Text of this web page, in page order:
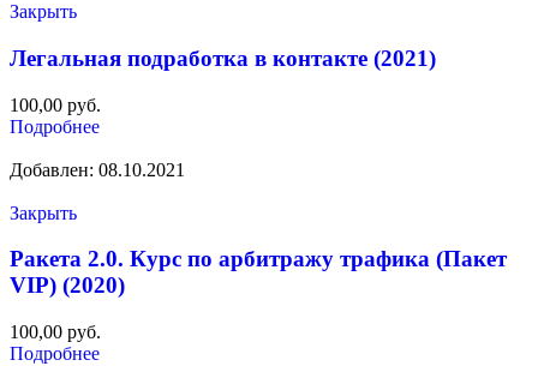
Закрыть
Легальная подработка в контакте (2021)
100,00 руб.
Подробнее
Добавлен: 08.10.2021
Закрыть
Ракета 2.0. Курс по арбитражу трафика (Пакет
VIP) (2020)
100,00 руб.
Подробнее